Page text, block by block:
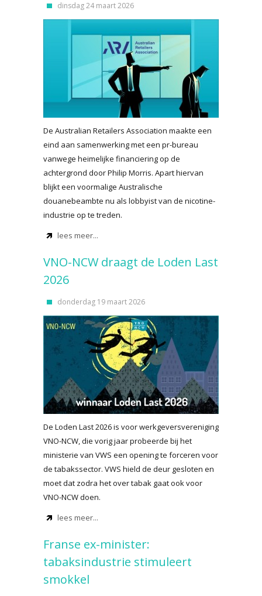
dinsdag 24 maart 2026
De Australian Retailers Association maakte een
eind aan samenwerking met een pr-bureau
vanwege heimelijke financiering op de
achtergrond door Philip Morris. Apart hiervan
blijkt een voormalige Australische
douanebeambte nu als lobbyist van de nicotine-
industrie op te treden.
lees meer...
VNO-NCW draagt de Loden Last
2026
donderdag 19 maart 2026
De Loden Last 2026 is voor werkgeversvereniging
VNO-NCW, die vorig jaar probeerde bij het
ministerie van VWS een opening te forceren voor
de tabakssector. VWS hield de deur gesloten en
moet dat zodra het over tabak gaat ook voor
VNO-NCW doen.
lees meer...
Franse ex-minister:
tabaksindustrie stimuleert
smokkel